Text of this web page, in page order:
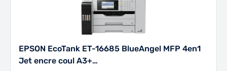
EPSON EcoTank ET-16685 BlueAngel MFP 4en1
Jet encre coul A3+…